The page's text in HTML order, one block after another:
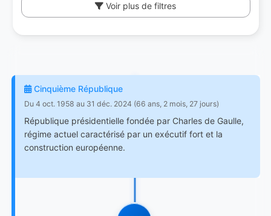
Voir plus de filtres
Cinquième République
Du 4 oct. 1958 au 31 déc. 2024 (66 ans, 2 mois, 27 jours)
République présidentielle fondée par Charles de Gaulle,
régime actuel caractérisé par un exécutif fort et la
construction européenne.